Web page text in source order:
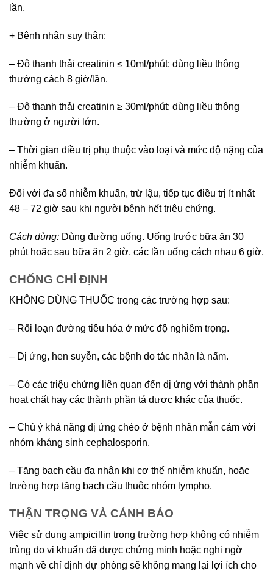
lần.
+ Bệnh nhân suy thận:
– Độ thanh thải creatinin ≤ 10ml/phút: dùng liều thông
thường cách 8 giờ/lần.
– Độ thanh thải creatinin ≥ 30ml/phút: dùng liều thông
thường ở người lớn.
– Thời gian điều trị phụ thuộc vào loại và mức độ nặng của
nhiễm khuẩn.
Đối với đa số nhiễm khuẩn, trừ lậu, tiếp tục điều trị ít nhất
48 – 72 giờ sau khi người bệnh hết triệu chứng.
Cách dùng: Dùng đường uống. Uống trước bữa ăn 30
phút hoặc sau bữa ăn 2 giờ, các lần uống cách nhau 6 giờ.
CHỐNG CHỈ ĐỊNH
KHÔNG DÙNG THUỐC trong các trường hợp sau:
– Rối loạn đường tiêu hóa ở mức độ nghiêm trọng.
– Dị ứng, hen suyễn, các bệnh do tác nhân là nấm.
– Có các triệu chứng liên quan đến dị ứng với thành phần
hoạt chất hay các thành phần tá dược khác của thuốc.
– Chú ý khả năng dị ứng chéo ở bệnh nhân mẫn cảm với
nhóm kháng sinh cephalosporin.
– Tăng bạch cầu đa nhân khi cơ thể nhiễm khuẩn, hoặc
trường hợp tăng bạch cầu thuộc nhóm lympho.
THẬN TRỌNG VÀ CẢNH BÁO
Việc sử dụng ampicillin trong trường hợp không có nhiễm
trùng do vi khuẩn đã được chứng minh hoặc nghi ngờ
mạnh về chỉ định dự phòng sẽ không mang lại lợi ích cho